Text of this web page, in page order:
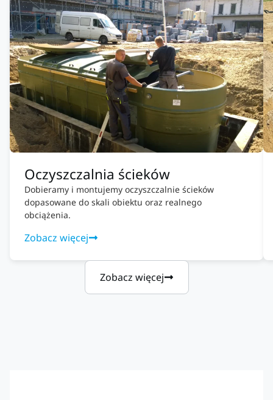
Oczyszczalnia ścieków
Dobieramy i montujemy oczyszczalnie ścieków
dopasowane do skali obiektu oraz realnego
obciążenia.
Zobacz więcej
Zobacz więcej